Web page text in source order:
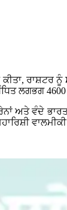
ਲਗਭਗ
ਅਤੇ ਵੰਦੇ